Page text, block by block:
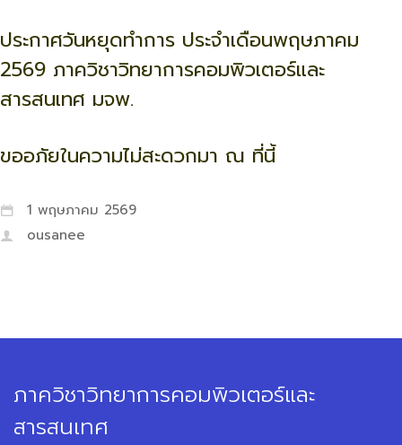
ประกาศวันหยุดทำการ ประจำเดือนพฤษภาคม
2569 ภาควิชาวิทยาการคอมพิวเตอร์และ
สารสนเทศ มจพ.
ขออภัยในความไม่สะดวกมา ณ ที่นี้
1 พฤษภาคม 2569
ousanee
ภาควิชาวิทยาการคอมพิวเตอร์และ
สารสนเทศ